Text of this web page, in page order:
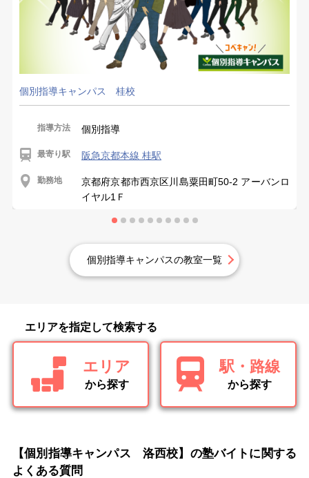
個別指導キャンパス 桂校
指導方法 個別指導
最寄り駅 阪急京都本線 桂駅
勤務地
京都府京都市西京区川島粟田町50-2 アーバンロ
イヤル1Ｆ
個別指導キャンパスの教室一覧
エリアを指定して検索する
エリア
から探す
駅・路線
から探す
【個別指導キャンパス 洛西校】の塾バイトに関する
よくある質問